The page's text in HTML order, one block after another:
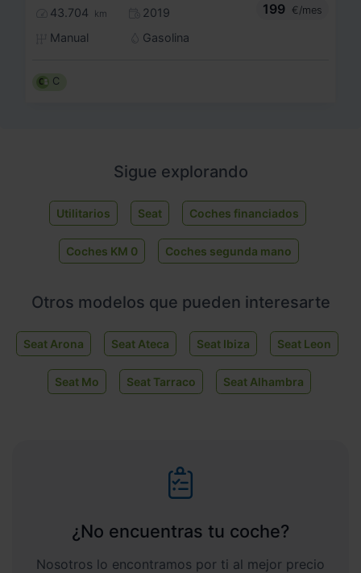
43.704 km
2019
Manual
Gasolina
199
€/mes
C
Sigue explorando
Utilitarios Seat Coches financiados
Coches KM 0 Coches segunda mano
Otros modelos que pueden interesarte
Seat Arona Seat Ateca Seat Ibiza Seat Leon
Seat Mo Seat Tarraco Seat Alhambra
¿No encuentras tu coche?
Nosotros lo encontramos por ti al mejor precio